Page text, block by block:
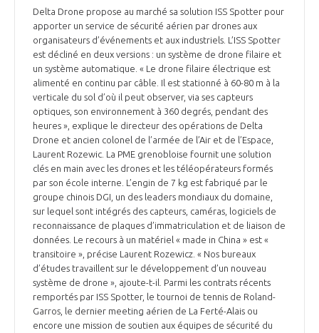
Delta Drone propose au marché sa solution ISS Spotter pour
apporter un service de sécurité aérien par drones aux
organisateurs d’événements et aux industriels. L’ISS Spotter
est décliné en deux versions : un système de drone filaire et
un système automatique. « Le drone filaire électrique est
alimenté en continu par câble. Il est stationné à 60-80 m à la
verticale du sol d’où il peut observer, via ses capteurs
optiques, son environnement à 360 degrés, pendant des
heures », explique le directeur des opérations de Delta
Drone et ancien colonel de l’armée de l’Air et de l’Espace,
Laurent Rozewic. La PME grenobloise fournit une solution
clés en main avec les drones et les téléopérateurs formés
par son école interne. L’engin de 7 kg est fabriqué par le
groupe chinois DGI, un des leaders mondiaux du domaine,
sur lequel sont intégrés des capteurs, caméras, logiciels de
reconnaissance de plaques d’immatriculation et de liaison de
données. Le recours à un matériel « made in China » est «
transitoire », précise Laurent Rozewicz. « Nos bureaux
d’études travaillent sur le développement d’un nouveau
système de drone », ajoute-t-il. Parmi les contrats récents
remportés par ISS Spotter, le tournoi de tennis de Roland-
Garros, le dernier meeting aérien de La Ferté-Alais ou
encore une mission de soutien aux équipes de sécurité du